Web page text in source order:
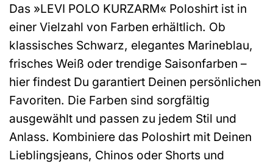
Das »LEVI POLO KURZARM« Poloshirt ist in
einer Vielzahl von Farben erhältlich. Ob
klassisches Schwarz, elegantes Marineblau,
frisches Weiß oder trendige Saisonfarben –
hier findest Du garantiert Deinen persönlichen
Favoriten. Die Farben sind sorgfältig
ausgewählt und passen zu jedem Stil und
Anlass. Kombiniere das Poloshirt mit Deinen
Lieblingsjeans, Chinos oder Shorts und